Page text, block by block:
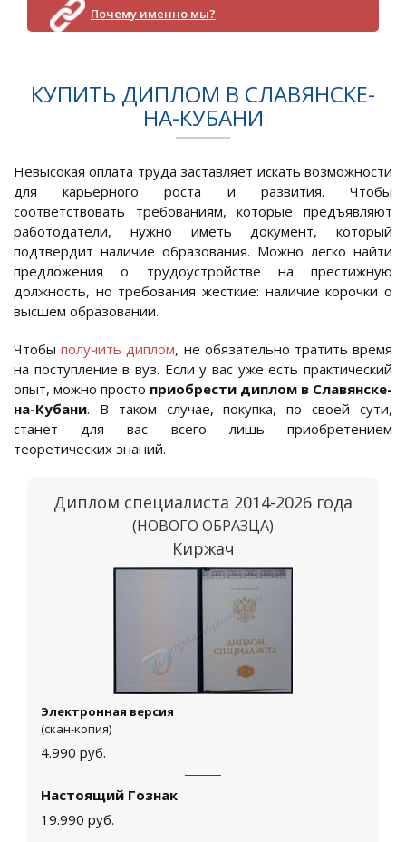
Почему именно мы?
КУПИТЬ ДИПЛОМ В СЛАВЯНСКЕ-
НА-КУБАНИ
Невысокая оплата труда заставляет искать возможности
для карьерного роста и развития. Чтобы
соответствовать требованиям, которые предъявляют
работодатели, нужно иметь документ, который
подтвердит наличие образования. Можно легко найти
предложения о трудоустройстве на престижную
должность, но требования жесткие: наличие корочки о
высшем образовании.
Чтобыполучить диплом, не обязательно тратить время
на поступление в вуз. Если у вас уже есть практический
опыт, можно просто приобрести диплом в Славянске-
на-Кубани. В таком случае, покупка, по своей сути,
станет для вас всего лишь приобретением
теоретических знаний.
Диплом специалиста 2014-2026 года
(НОВОГО ОБРАЗЦА)
Киржач
Электронная версия
(скан-копия)
4.990 руб.
Настоящий Гознак
19.990 руб.